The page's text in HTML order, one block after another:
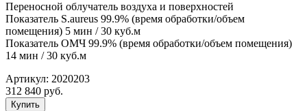
Переносной облучатель воздуха и поверхностей
Показатель S.aureus 99.9% (время обработки/объем
помещения) 5 мин / 30 куб.м
Показатель ОМЧ 99.9% (время обработки/объем помещения)
14 мин / 30 куб.м
Артикул: 2020203
312 840 руб.
Купить